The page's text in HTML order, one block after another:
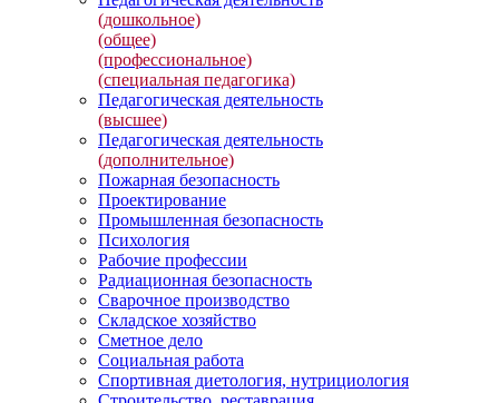
(дошкольное)
(общее)
(профессиональное)
(специальная педагогика)
Педагогическая деятельность
(высшее)
Педагогическая деятельность
(дополнительное)
Пожарная безопасность
Проектирование
Промышленная безопасность
Психология
Рабочие профессии
Радиационная безопасность
Сварочное производство
Складское хозяйство
Сметное дело
Социальная работа
Спортивная диетология, нутрициология